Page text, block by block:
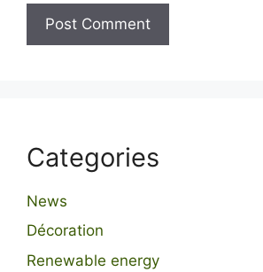
Categories
News
Décoration
Renewable energy